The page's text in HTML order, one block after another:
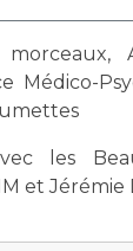
Médico-
les
et